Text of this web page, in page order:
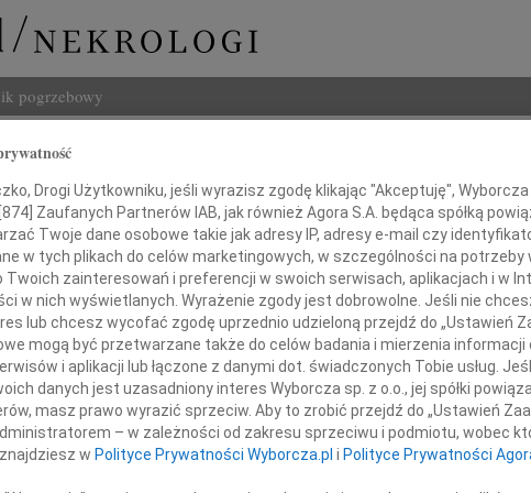
pogrzebowy
Jurek
żalem zawiadamiamy, że odszedł od nas
wnętrz i długoletni nauczyciel akademicki
im. Magdaleny Abakanowicz w Poznaniu,
Wydziału Architektury Wnętrz i Scenografii
Imię i
INNE
W
Z
Drogi Użytkowniku, jeśli wyrazisz zgodę klikając "Akceptuję",
874 ] Zaufanych Partnerów IAB, jak również Agora S.A. będąca spółką
Twoje dane osobowe takie jak adresy IP, adresy e-mail czy
w tych plikach do celów marketingowych, w szczególności na potrzeby
Twoich zainteresowań i preferencji w swoich serwisach, aplikacjach i w
w nich wyświetlanych. Wyrażenie zgody jest dobrowolne. Jeśli nie
lub chcesz wycofać zgodę uprzednio udzieloną przejdź do „Ustawień
mogą być przetwarzane także do celów badania i mierzenia
i aplikacji lub łączone z danymi dot. świadczonych Tobie usług.
danych jest uzasadniony interes Wyborcza sp. z o.o., jej spółki
masz prawo wyrazić sprzeciw. Aby to zrobić przejdź do „Ustawień
– w zależności od zakresu sprzeciwu i podmiotu, wobec
w Polityce Prywatności Wyborcza.pl i Polityce Prywatności